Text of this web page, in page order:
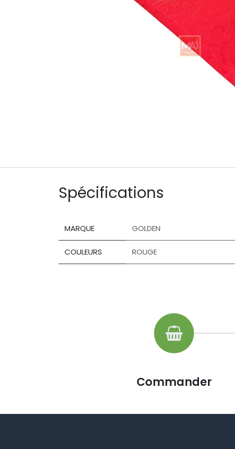
Spécifications
MARQUE GOLDEN
COULEURS ROUGE
Commander